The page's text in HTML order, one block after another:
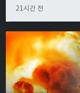
21시간 전